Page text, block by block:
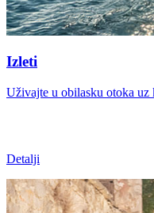
Izleti
Uživajte u obilasku otoka uz
Detalji